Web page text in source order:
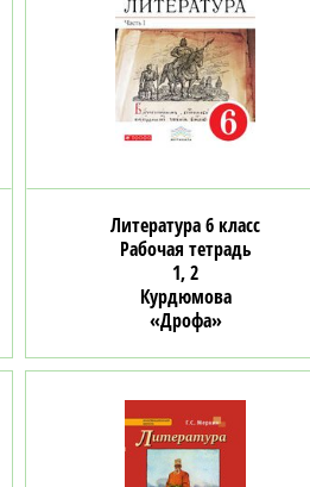
Литература 6 класс
Рабочая тетрадь
1, 2
Курдюмова
«Дрофа»